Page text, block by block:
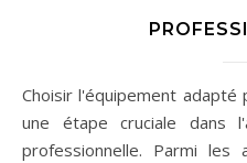
Choisir l'équipement adapté pour votre établissement est
une étape cruciale dans
professionnelle. Parmi les